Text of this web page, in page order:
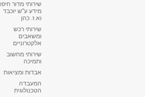
שירותי מדור
מידע ע"ש יוכבד
וא.ז. כהן
שירותי רכש
ומשאבים
אלקטרוניים
שירותי מחשוב
ותמיכה
אבדות ומציאות
המעבדה
הטכנולוגית